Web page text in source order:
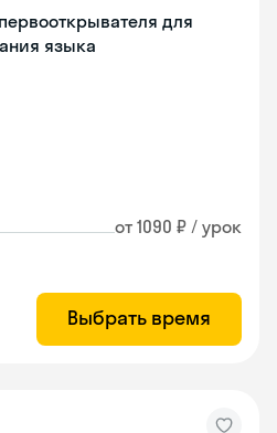
для
языка
от 1090 ₽ / урок
Выбрать время